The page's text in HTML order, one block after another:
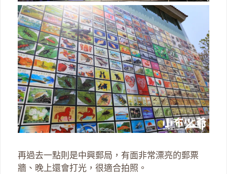
再過去一點則是中興郵局，有面非常漂亮的郵票
牆、晚上還會打光，很適合拍照。